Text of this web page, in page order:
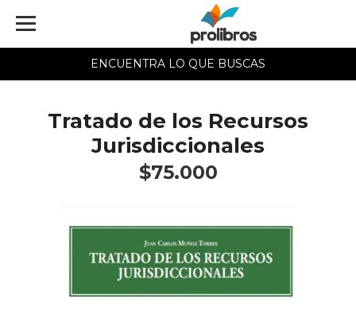
ENCUENTRA LO QUE BUSCAS
Tratado de los Recursos
Jurisdiccionales
$75.000